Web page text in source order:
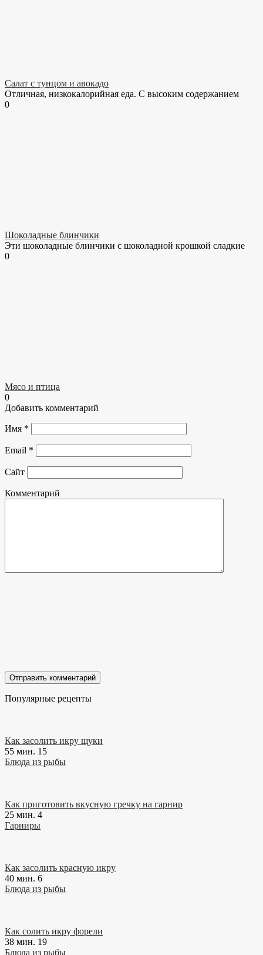
Салат с тунцом и авокадо
Отличная, низкокалорийная еда. С высоким содержанием
0
Шоколадные блинчики
Эти шоколадные блинчики с шоколадной крошкой сладкие
0
Мясо и птица
0
Добавить комментарий
Имя *
Email *
Сайт
Комментарий
Популярные рецепты
Как засолить икру щуки
55 мин. 15
Блюда из рыбы
Как приготовить вкусную гречку на гарнир
25 мин. 4
Гарниры
Как засолить красную икру
40 мин. 6
Блюда из рыбы
Как солить икру форели
38 мин. 19
Блюда из рыбы